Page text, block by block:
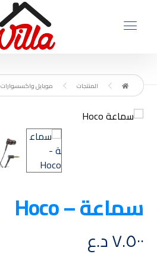
المنتجات موبايل واكسسوارات
سماعة – Hoco
٧.٥٠٠د.ع